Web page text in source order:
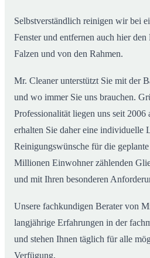
Selbstverständlich reinigen wir bei
Fenster und entfernen auch hier den
Falzen und von den Rahmen.
Mr. Cleaner unterstützt Sie mit der
und wo immer Sie uns brauchen.
Professionalität liegen uns seit 2006
erhalten Sie daher eine individuelle
Reinigungswünsche für die
Millionen Einwohner zählenden
und mit Ihren besonderen
Unsere fachkundigen Berater von
langjährige Erfahrungen in der
und stehen Ihnen täglich für alle
Verfügung.